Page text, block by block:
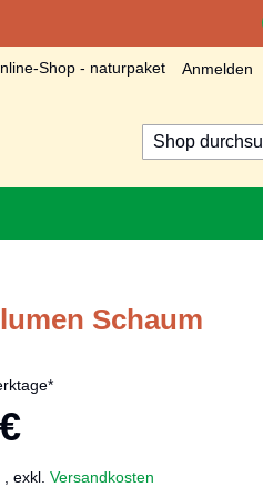
Shop - naturpaket Anmelden
Suche
Schaum
exkl. Versandkosten